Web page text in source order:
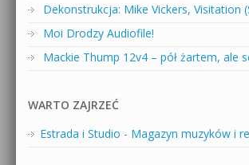
Dekonstrukcja: Mike Vickers, Visitation
Moi Drodzy Audiofile!
Mackie Thump 12v4 – pół żartem, ale
WARTO ZAJRZEĆ
Estrada i Studio - Magazyn muzyków i